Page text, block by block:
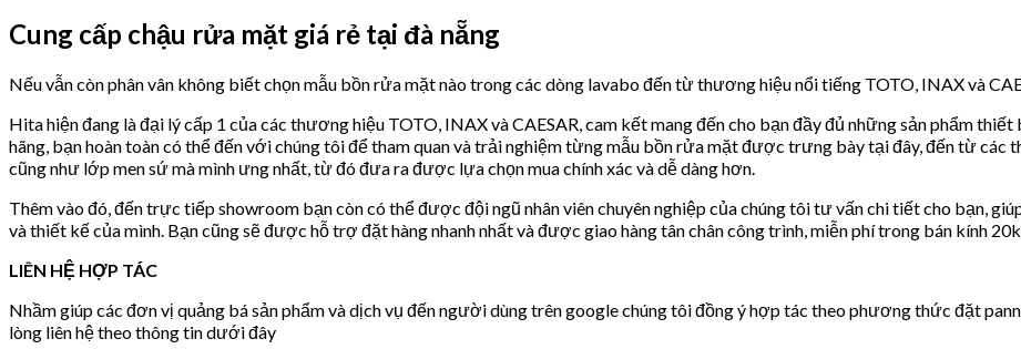
Cung cấp chậu rửa mặt giá rẻ tại đà nẵng
Nếu vẫn còn phân vân không biết chọn mẫu bồn rửa mặt nào trong các dòng lavabo đến từ thương hiệu nổi tiếng TOTO, INAX và
Hita hiện đang là đại lý cấp 1 của các thương hiệu TOTO, INAX và CAESAR, cam kết mang đến cho bạn đầy đủ những sản phẩm
hãng, bạn hoàn toàn có thể đến với chúng tôi để tham quan và trải nghiệm từng mẫu bồn rửa mặt được trưng bày tại đây, đến từ các
cũng như lớp men sứ mà mình ưng nhất, từ đó đưa ra được lựa chọn mua chính xác và dễ dàng hơn.
Thêm vào đó, đến trực tiếp showroom bạn còn có thể được đội ngũ nhân viên chuyên nghiệp của chúng tôi tư vấn chi tiết cho bạn,
và thiết kế của mình. Bạn cũng sẽ được hỗ trợ đặt hàng nhanh nhất và được giao hàng tân chân công trình, miễn phí trong bán kính
LIÊN HỆ HỢP TÁC
Nhầm giúp các đơn vị quảng bá sản phẩm và dịch vụ đến người dùng trên google chúng tôi đồng ý hợp tác theo phương thức đặt
lòng liên hệ theo thông tin dưới đây